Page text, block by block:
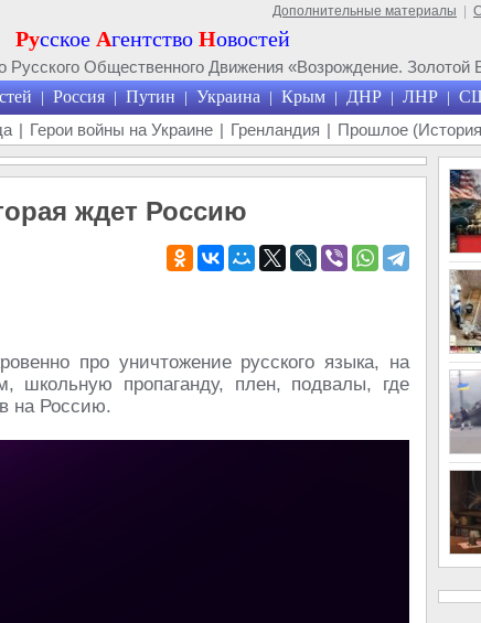
Дополнительные материалы
Русское Агентство Новостей
Русского Общественного Движения «Возрождение. Золотой
| Россия | Путин | Украина | Крым | ДНР | ЛНР |
| Герои войны на Украине | Гренландия | Прошлое
ждет Россию
про уничтожение русского языка, на
школьную пропаганду, плен, подвалы, где
на Россию.